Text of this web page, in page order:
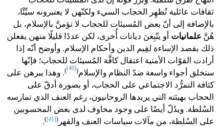
ثقافات عائلية تُظهِر الحجاب السيء ولكنّهن لا يعتبرونه سيِّئًا،
بالإضافة إلى أنّ بعض المُسيئات للحجاب لا تؤمنَّ بالإسلام، بل
هُنَّ علمانيات أو يتّبِعنَ ديانات أُخرى، لكن عددًا قليلًا منهن يفعلن
ذلك بقصد الإساءة لقِيم الدين وأحكام الإسلام. وأوضح أنّه إذا
أرادت القوّات الأمنية اعتقال كافَّة المُسيئات للحجاب؛ فإنّها
ستخلق أجواء واسعة ضدّ النظام والإسلام(
[40]
). وهذا يبرهن على
كثافة التمرُّد الاجتماعي على الحجاب، أو بصورة أدقّ على
الحجاب بهيئته التي يريدها الروحانيون، رغم العنف الذي تمارسه
السُلطة. ويدُلّ أيضًا على وجود مخاوف لدى بعض المحسوبين
على السُلطة، من مآلات سياسات العنف والقهر (
[41]
)
.